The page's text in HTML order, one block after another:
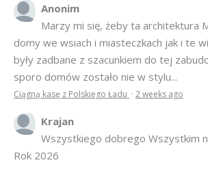
Anonim
Marzy mi się, żeby ta architektura
domy we wsiach i miasteczkach jak i te
były zadbane z szacunkiem do tej
sporo domów zostało nie w stylu...
Ciągną kasę z Polskiego Ładu · 2 weeks ago
Krajan
Wszystkiego dobrego Wszystkim
Rok 2026